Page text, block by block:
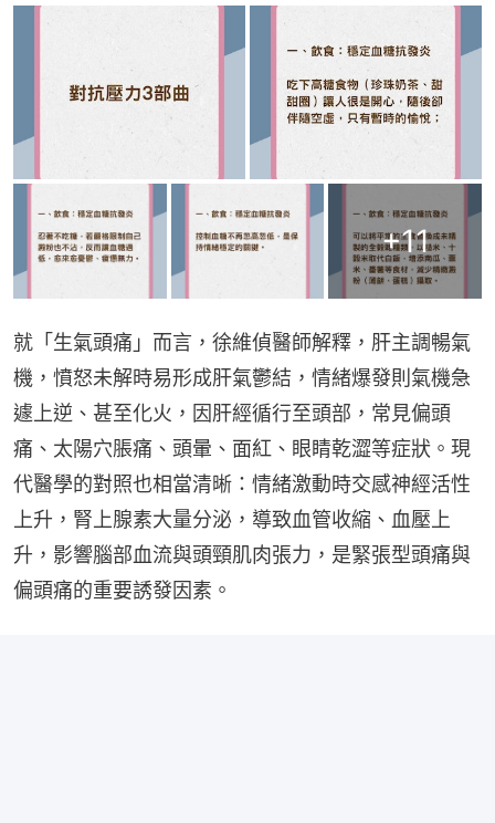
+11
就「生氣頭痛」而言，徐維偵醫師解釋，肝主調暢氣
機，憤怒未解時易形成肝氣鬱結，情緒爆發則氣機急
遽上逆、甚至化火，因肝經循行至頭部，常見偏頭
痛、太陽穴脹痛、頭暈、面紅、眼睛乾澀等症狀。現
代醫學的對照也相當清晰：情緒激動時交感神經活性
上升，腎上腺素大量分泌，導致血管收縮、血壓上
升，影響腦部血流與頭頸肌肉張力，是緊張型頭痛與
偏頭痛的重要誘發因素。